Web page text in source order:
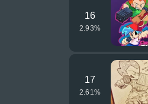
16
2.93%
17
2.61 %